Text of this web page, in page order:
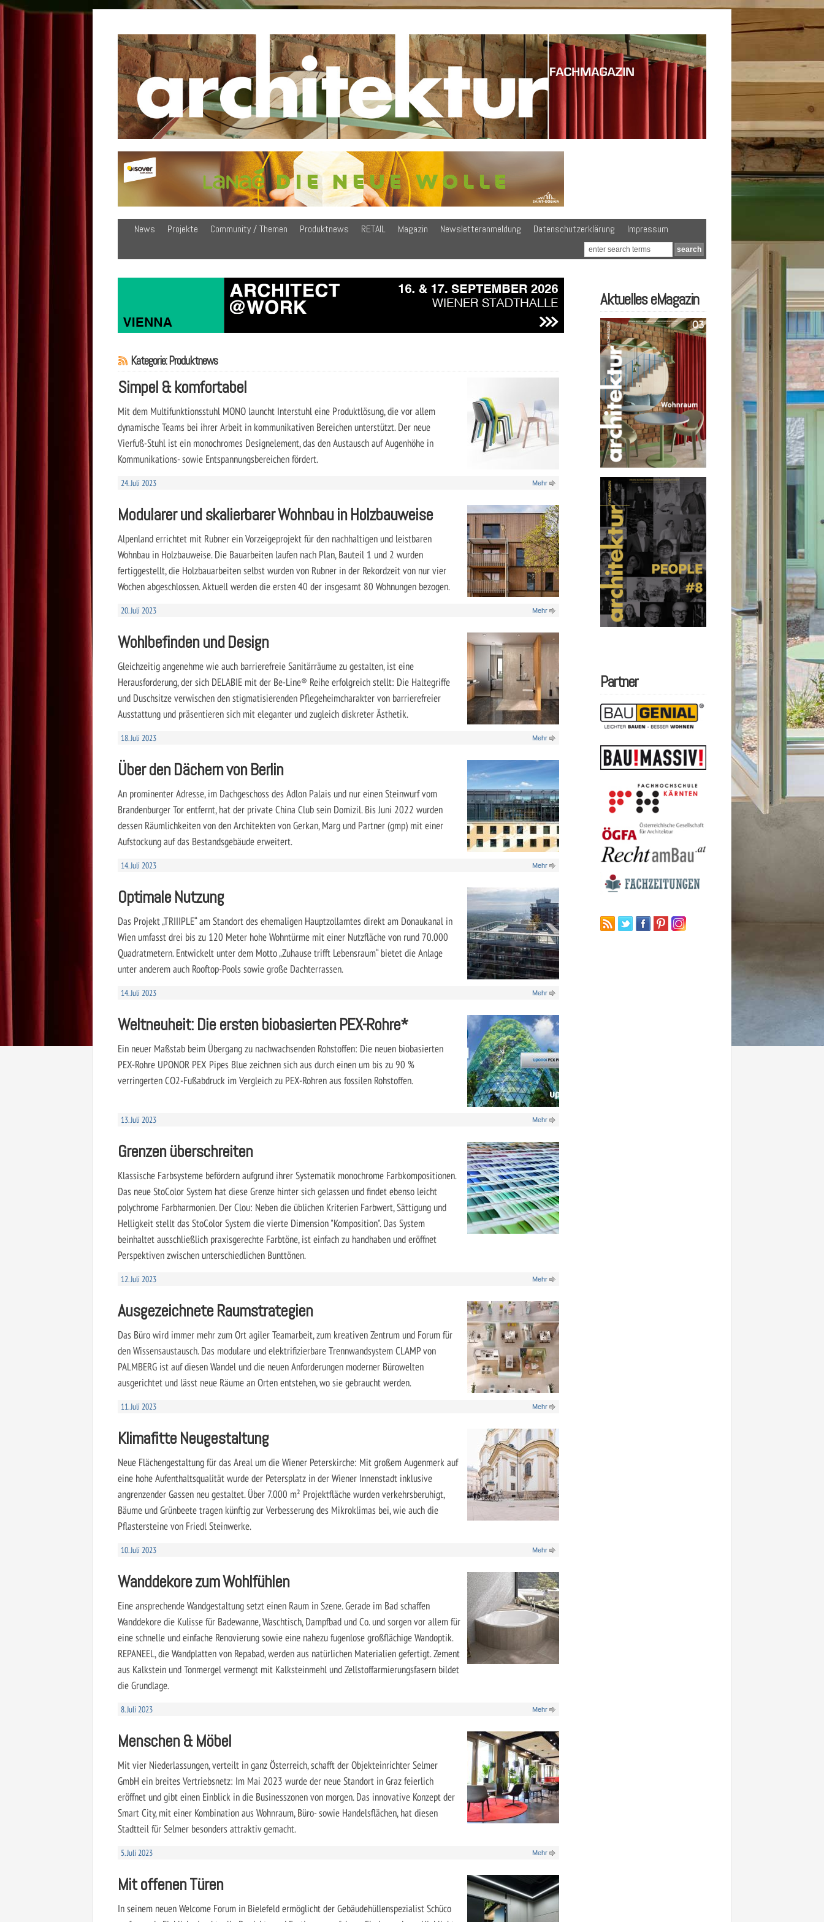
News Projekte Community / Themen Produktnews RETAIL Magazin Newsletteranmeldung Datenschutzerklärung Impressum
Kategorie: Produktnews
Simpel & komfortabel
Mit dem Multifunktionsstuhl MONO launcht Interstuhl eine Produktlösung, die vor allem
dynamische Teams bei ihrer Arbeit in kommunikativen Bereichen unterstützt. Der neue
Vierfuß-Stuhl ist ein monochromes Designelement, das den Austausch auf Augenhöhe in
Kommunikations- sowie Entspannungsbereichen fördert.
24. Juli 2023 Mehr
Modularer und skalierbarer Wohnbau in Holzbauweise
Alpenland errichtet mit Rubner ein Vorzeigeprojekt für den nachhaltigen und leistbaren
Wohnbau in Holzbauweise. Die Bauarbeiten laufen nach Plan, Bauteil 1 und 2 wurden
fertiggestellt, die Holzbauarbeiten selbst wurden von Rubner in der Rekordzeit von nur vier
Wochen abgeschlossen. Aktuell werden die ersten 40 der insgesamt 80 Wohnungen bezogen.
20. Juli 2023 Mehr
Wohlbefinden und Design
Gleichzeitig angenehme wie auch barrierefreie Sanitärräume zu gestalten, ist eine
Herausforderung, der sich DELABIE mit der Be-Line® Reihe erfolgreich stellt: Die Haltegriffe
und Duschsitze verwischen den stigmatisierenden Pflegeheimcharakter von barrierefreier
Ausstattung und präsentieren sich mit eleganter und zugleich diskreter Ästhetik.
18. Juli 2023 Mehr
Über den Dächern von Berlin
An prominenter Adresse, im Dachgeschoss des Adlon Palais und nur einen Steinwurf vom
Brandenburger Tor entfernt, hat der private China Club sein Domizil. Bis Juni 2022 wurden
dessen Räumlichkeiten von den Architekten von Gerkan, Marg und Partner (gmp) mit einer
Aufstockung auf das Bestandsgebäude erweitert.
14. Juli 2023 Mehr
Optimale Nutzung
Das Projekt „TRIIIPLE“ am Standort des ehemaligen Hauptzollamtes direkt am Donaukanal in
Wien umfasst drei bis zu 120 Meter hohe Wohntürme mit einer Nutzfläche von rund 70.000
Quadratmetern. Entwickelt unter dem Motto „Zuhause trifft Lebensraum“ bietet die Anlage
unter anderem auch Rooftop-Pools sowie große Dachterrassen.
14. Juli 2023 Mehr
Weltneuheit: Die ersten biobasierten PEX-Rohre*
Ein neuer Maßstab beim Übergang zu nachwachsenden Rohstoffen: Die neuen biobasierten
PEX-Rohre UPONOR PEX Pipes Blue zeichnen sich aus durch einen um bis zu 90 %
verringerten CO2-Fußabdruck im Vergleich zu PEX-Rohren aus fossilen Rohstoffen.
13. Juli 2023 Mehr
Grenzen überschreiten
Klassische Farbsysteme befördern aufgrund ihrer Systematik monochrome Farbkompositionen.
Das neue StoColor System hat diese Grenze hinter sich gelassen und findet ebenso leicht
polychrome Farbharmonien. Der Clou: Neben die üblichen Kriterien Farbwert, Sättigung und
Helligkeit stellt das StoColor System die vierte Dimension "Komposition". Das System
beinhaltet ausschließlich praxisgerechte Farbtöne, ist einfach zu handhaben und eröffnet
Perspektiven zwischen unterschiedlichen Bunttönen.
12. Juli 2023 Mehr
Ausgezeichnete Raumstrategien
Das Büro wird immer mehr zum Ort agiler Teamarbeit, zum kreativen Zentrum und Forum für
den Wissensaustausch. Das modulare und elektrifizierbare Trennwandsystem CLAMP von
PALMBERG ist auf diesen Wandel und die neuen Anforderungen moderner Bürowelten
ausgerichtet und lässt neue Räume an Orten entstehen, wo sie gebraucht werden.
11. Juli 2023 Mehr
Klimafitte Neugestaltung
Neue Flächengestaltung für das Areal um die Wiener Peterskirche: Mit großem Augenmerk auf
eine hohe Aufenthaltsqualität wurde der Petersplatz in der Wiener Innenstadt inklusive
angrenzender Gassen neu gestaltet. Über 7.000 m² Projektfläche wurden verkehrsberuhigt,
Bäume und Grünbeete tragen künftig zur Verbesserung des Mikroklimas bei, wie auch die
Pflastersteine von Friedl Steinwerke.
10. Juli 2023 Mehr
Wanddekore zum Wohlfühlen
Eine ansprechende Wandgestaltung setzt einen Raum in Szene. Gerade im Bad schaffen
Wanddekore die Kulisse für Badewanne, Waschtisch, Dampfbad und Co. und sorgen vor allem für
eine schnelle und einfache Renovierung sowie eine nahezu fugenlose großflächige Wandoptik.
REPANEEL, die Wandplatten von Repabad, werden aus natürlichen Materialien gefertigt. Zement
aus Kalkstein und Tonmergel vermengt mit Kalksteinmehl und Zellstoffarmierungsfasern bildet
die Grundlage.
8. Juli 2023 Mehr
Menschen & Möbel
Mit vier Niederlassungen, verteilt in ganz Österreich, schafft der Objekteinrichter Selmer
GmbH ein breites Vertriebsnetz: Im Mai 2023 wurde der neue Standort in Graz feierlich
eröffnet und gibt einen Einblick in die Businesszonen von morgen. Das innovative Konzept der
Smart City, mit einer Kombination aus Wohnraum, Büro- sowie Handelsflächen, hat diesen
Stadtteil für Selmer besonders attraktiv gemacht.
5. Juli 2023 Mehr
Mit offenen Türen
In seinem neuen Welcome Forum in Bielefeld ermöglicht der Gebäudehüllenspezia­list Schüco
Aktuelles eMagazin
Partner